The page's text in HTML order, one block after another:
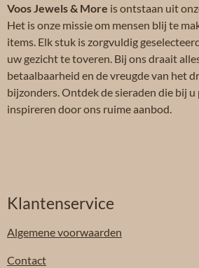
Voos Jewels & More is ontstaan uit
Het is onze missie om mensen blij te
items. Elk stuk is zorgvuldig
uw gezicht te toveren. Bij ons draait
betaalbaarheid en de vreugde van het
bijzonders. Ontdek de sieraden die bij u
inspireren door ons ruime aanbod.
Klantenservice
Algemenevoorwaarden
Contact